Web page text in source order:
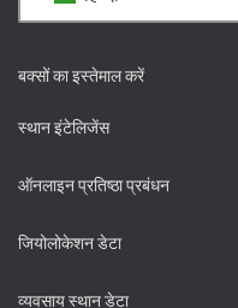
बक्सों का इस्तेमाल करें
स्थान इंटेलिजेंस
ऑनलाइन प्रतिष्ठा प्रबंधन
जियोलोकेशन डेटा
व्यवसाय स्थान डेटा